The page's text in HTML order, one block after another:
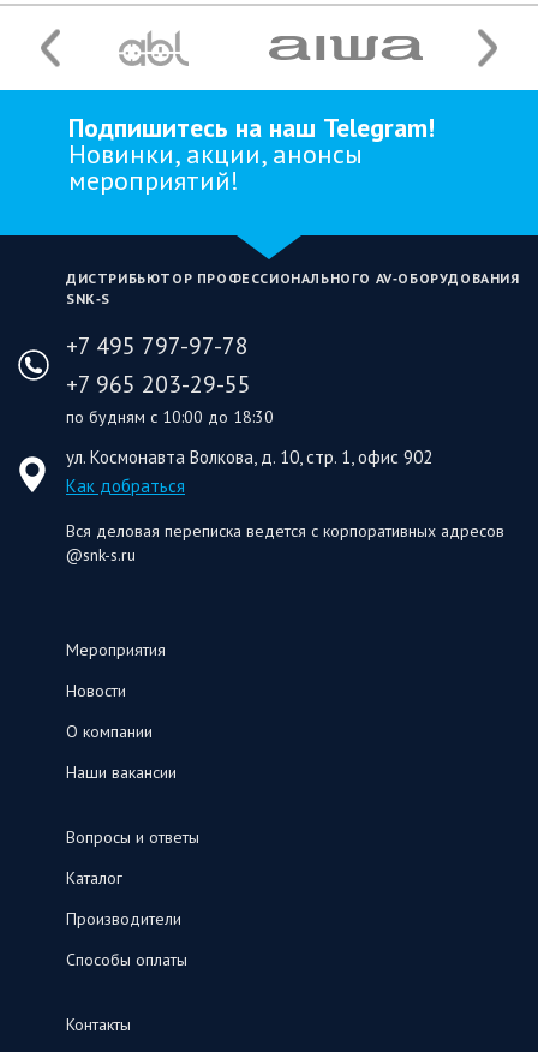
Подпишитесь на наш Telegram!
Новинки, акции, анонсы
мероприятий!
ДИСТРИБЬЮТОР ПРОФЕССИОНАЛЬНОГО AV‑ОБОРУДОВАНИЯ
SNK‑S
+7 495 797-97-78
+7 965 203-29-55
по будням с 10:00 до 18:30
ул. Космонавта Волкова, д. 10, стр. 1, офис 902
Как добраться
Вся деловая переписка ведется с корпоративных адресов
@snk-s.ru
Мероприятия
Новости
О компании
Наши вакансии
Вопросы и ответы
Каталог
Производители
Способы оплаты
Контакты